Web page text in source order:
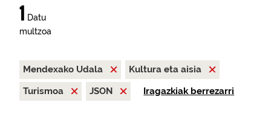
1 Datu
multzoa
Mendexako Udala
Kultura eta aisia
Turismoa
JSON Iragazkiak berrezarri